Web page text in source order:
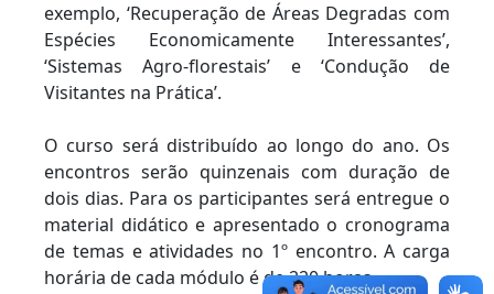
exemplo, ‘Recuperação de Áreas Degradas com
Espécies Economicamente Interessantes’,
‘Sistemas Agro-florestais’ e ‘Condução de
Visitantes na Prática’.
O curso será distribuído ao longo do ano. Os
encontros serão quinzenais com duração de
dois dias. Para os participantes será entregue o
material didático e apresentado o cronograma
de temas e atividades no 1º encontro. A carga
horária de cada módulo é de 220 horas.